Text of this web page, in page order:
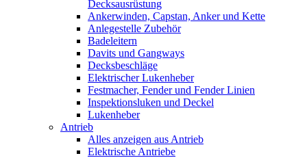
Decksausrüstung
Ankerwinden, Capstan, Anker und Kette
Anlegestelle Zubehör
Badeleitern
Davits und Gangways
Decksbeschläge
Elektrischer Lukenheber
Festmacher, Fender und Fender Linien
Inspektionsluken und Deckel
Lukenheber
Antrieb
Alles anzeigen aus Antrieb
Elektrische Antriebe